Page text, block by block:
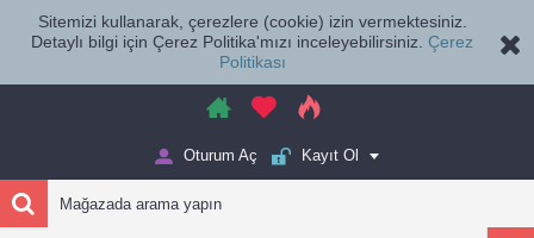
Sitemizi kullanarak, çerezlere (cookie) izin vermektesiniz.
Detaylı bilgi için Çerez Politika'mızı inceleyebilirsiniz. Çerez
Politikası
Oturum Aç Kayıt Ol